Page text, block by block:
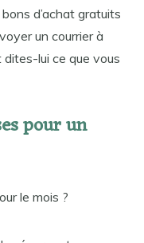
d’achat gratuits
un courrier à
lui ce que vous
pour un
le mois ?